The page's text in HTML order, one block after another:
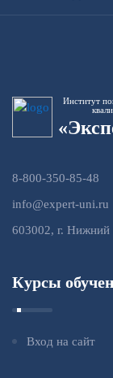
Институт
8-800-350-85-48
info@expert-uni.ru
603002, г. Нижний
Курсы
Вход на сайт